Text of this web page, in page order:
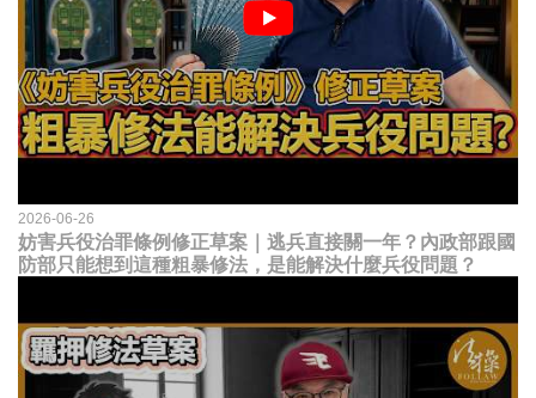
2026-06-26
妨害兵役治罪條例修正草案｜逃兵直接關一年？內政部跟國
防部只能想到這種粗暴修法，是能解決什麼兵役問題？